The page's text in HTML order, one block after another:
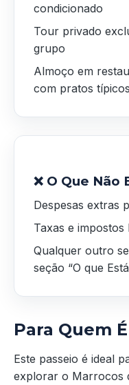
condicionado
Tour privado
grupo
Almoço em
com pratos
❌ O Que Não
Despesas extras
Taxas e impostos
Qualquer outro
seção “O que
Para Quem
Este passeio é ideal
explorar o Marrocos